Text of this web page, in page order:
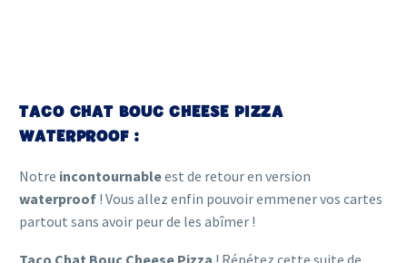
TACO CHAT BOUC CHEESE PIZZA
WATERPROOF :
Notre incontournableest de retour en version
waterproof ! Vous allez enfin pouvoir emmener vos cartes
partout sans avoir peur de les abîmer !